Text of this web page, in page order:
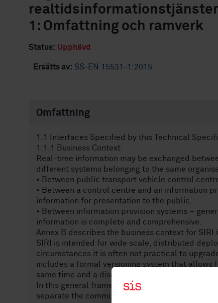
1: Omfattning och ramverk
Status: Upphävd
· Ersätts av: SS-EN 15531-1:2015
Omfattning
1.1 Interfaces Specified by this Technical
1.1.1 Business Context
Real-time information may be exchanged
different systems belonging to the same
• Between public transport vehicle control
• Between a control centre and an information
information for presentation to the public.
• Between information provision systems –
information is complete and comprehensive.
Annex B describes the business context for SIRI
SIRI is intended for wide scale, distributed
circumstances it is often not practical to
includes a formal versioning system that
same time and a disciplined upgrade process.
In this general framework, SIRI defines a
separate the communication protocols from the